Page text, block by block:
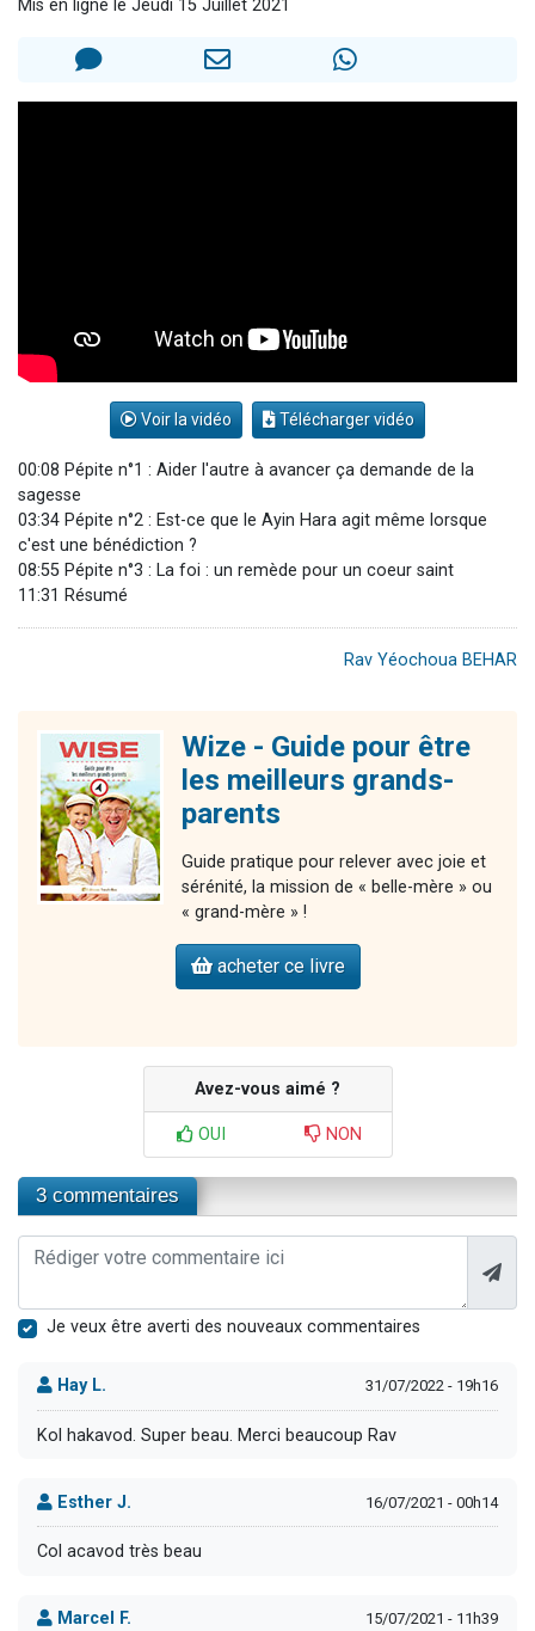
Mis en ligne le Jeudi 15 Juillet 2021
Voir la vidéo Télécharger vidéo
00:08 Pépite n°1 : Aider l'autre à avancer ça demande de la
sagesse
03:34 Pépite n°2 : Est-ce que le Ayin Hara agit même lorsque
c'est une bénédiction ?
08:55 Pépite n°3 : La foi : un remède pour un coeur saint
11:31 Résumé
Rav Yéochoua BEHAR
Wize - Guide pour être
les meilleurs grands-
parents
Guide pratique pour relever avec joie et
sérénité, la mission de « belle-mère » ou
« grand-mère » !
acheter ce livre
Avez-vous aimé ?
OUI NON
3 commentaires
Je veux être averti des nouveaux commentaires
Hay L. 31/07/2022 - 19h16
Kol hakavod. Super beau. Merci beaucoup Rav
Esther J. 16/07/2021 - 00h14
Col acavod très beau
Marcel F. 15/07/2021 - 11h39